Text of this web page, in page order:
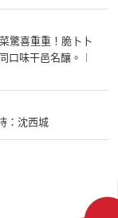
驚喜重重！脆卜卜
口味干邑名釀。︱
：沈西城